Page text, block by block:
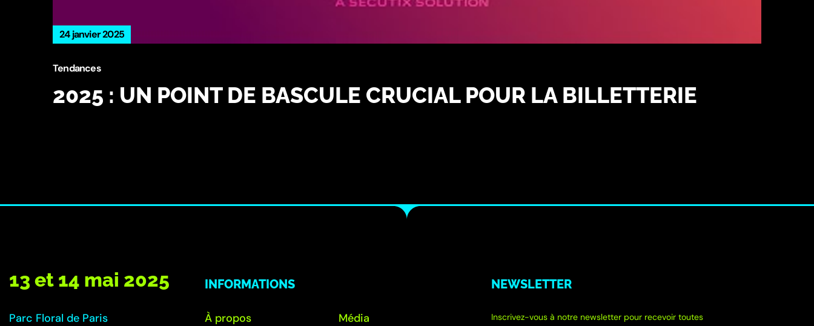
24 janvier 2025
Tendances
2025 : UN POINT DE BASCULE CRUCIAL POUR LA BILLETTERIE
13 et 14 mai 2025
Parc Floral de Paris
INFORMATIONS
À propos Média
NEWSLETTER
Inscrivez-vous à notre newsletter pour recevoir toutes